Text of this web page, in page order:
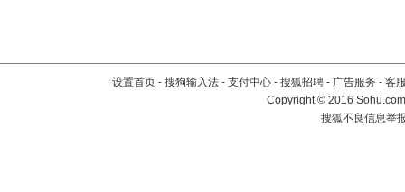
设置首页 - 搜狗输入法 - 支付中心 - 搜狐招聘 - 广告服务 - 客
Copyright©2016
搜狐不良信息举